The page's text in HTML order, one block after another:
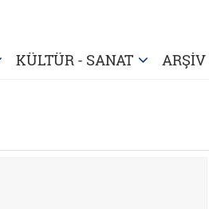
KÜLTÜR - SANAT ARŞİV